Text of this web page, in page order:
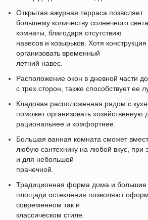
Открытая ажурная терраса позволяет
большему количеству солнечного
комнаты, благодаря отсутствию
навесов и козырьков. Хотя
организовать временный
летний навес.
Расположение окон в дневной части
с трех сторон, также способствует ее
Кладовая расположенная рядом с
поможет организовать хозяйственную
рациональнее и комфортнее.
Большая ванная комната сможет
любую сантехнику на любой вкус, при
и для небольшой
прачечной.
Традиционная форма дома и большие
площади остекления позволяют
современном так и
классическом стиле.